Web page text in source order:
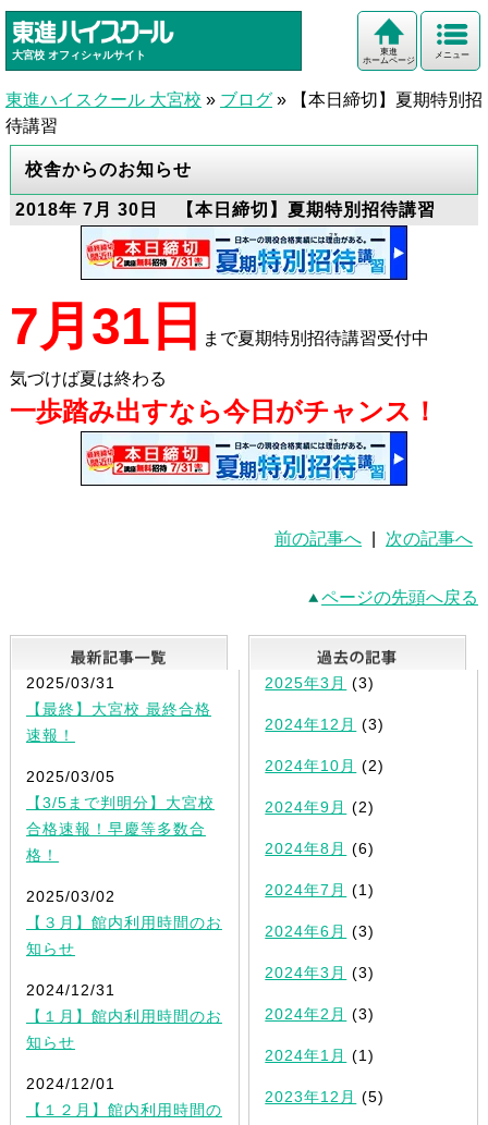
大宮校 オフィシャルサイト メニュー
東進
ホームページ
東進ハイスクール 大宮校 » ブログ »
【本日締切】夏期特別招
待講習
校舎からのお知らせ
2018年 7月 30日 【本日締切】夏期特別招待講習
7月31日 まで夏期特別招待講習受付中
気づけば夏は終わる
一歩踏み出すなら今日がチャンス！
前の記事へ 次の記事へ
ページの先頭へ戻る
最新記事一覧
2025/03/31
【最終】大宮校 最終合格
速報！
2025/03/05
【3/5まで判明分】大宮校
合格速報！早慶等多数合
格！
2025/03/02
【３月】館内利用時間のお
知らせ
2024/12/31
【１月】館内利用時間のお
知らせ
2024/12/01
【１２月】館内利用時間の
2025年3月 (3)
2024年12月 (3)
2024年10月 (2)
2024年9月 (2)
2024年8月 (6)
2024年7月 (1)
2024年6月 (3)
2024年3月 (3)
2024年2月 (3)
2024年1月 (1)
2023年12月 (5)